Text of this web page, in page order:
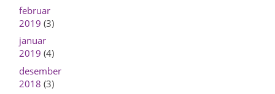
februar
2019 (3)
januar
2019 (4)
desember
2018 (3)